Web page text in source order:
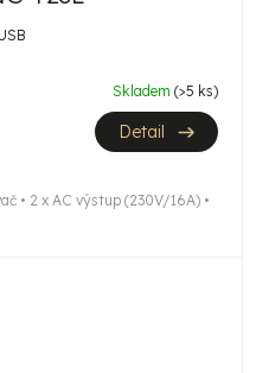
Skladem (>5 ks)
Detail
• 2 x AC výstup (230V/16A) •